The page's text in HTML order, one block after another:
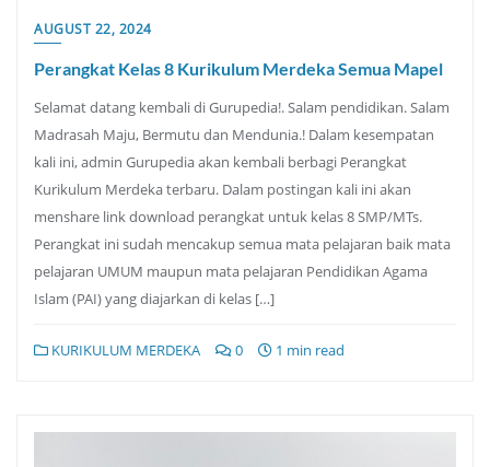
AUGUST 22, 2024
Perangkat Kelas 8 Kurikulum Merdeka Semua Mapel
Selamat datang kembali di Gurupedia!. Salam pendidikan. Salam
Madrasah Maju, Bermutu dan Mendunia.! Dalam kesempatan
kali ini, admin Gurupedia akan kembali berbagi Perangkat
Kurikulum Merdeka terbaru. Dalam postingan kali ini akan
menshare link download perangkat untuk kelas 8 SMP/MTs.
Perangkat ini sudah mencakup semua mata pelajaran baik mata
pelajaran UMUM maupun mata pelajaran Pendidikan Agama
Islam (PAI) yang diajarkan di kelas […]
KURIKULUM MERDEKA 0 1 min read